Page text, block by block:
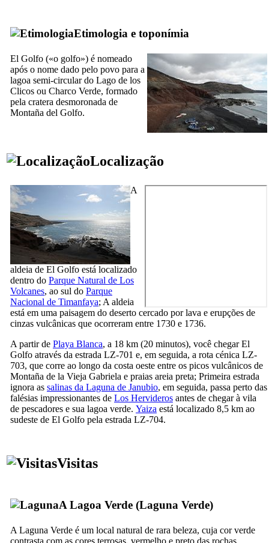
Etimologia e toponímia
El Golfo («o golfo») é nomeado
após o nome dado pelo povo para a
lagoa semi-circular do Lago de los
Clicos ou Charco Verde, formado
pela cratera desmoronada de
Montaña del Golfo.
Localização
A
aldeia de El Golfo está localizado
dentro do Parque Natural de Los
Volcanes, ao sul do Parque
Nacional de Timanfaya; A aldeia
está em uma paisagem do deserto cercado por lava e erupções de
cinzas vulcânicas que ocorreram entre 1730 e 1736.
A partir de Playa Blanca, a 18 km (20 minutos), você chegarEl
Golfo através da estrada LZ-701 e, em seguida, a rota cénica LZ-
703, que corre ao longo da costa oeste entre os picos vulcânicos de
Montaña de la Vieja Gabriela e praias areia preta; Primeira estrada
ignora as salinas da Laguna de Janubio, em seguida, passa perto das
falésias impressionantes de Los Hervideros antes de chegar à vila
de pescadores e sua lagoa verde. Yaiza está localizado 8,5 km ao
sudeste de El Golfo pela estrada LZ-704.
Visitas
A Lagoa Verde (Laguna Verde)
A Laguna Verde é um local natural de rara beleza, cuja cor verde
contrasta com as cores terrosas, vermelho e preto das rochas